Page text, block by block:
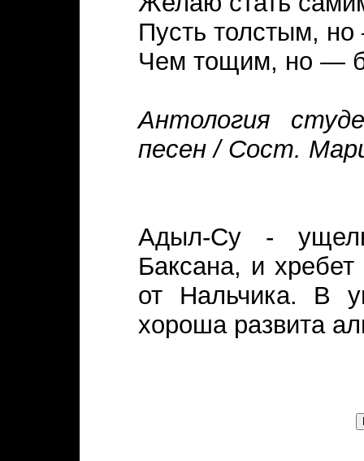
Пусть толстым,
Чем тощим, но —
Антология
песен / Сост.
Адыл-Су -
Баксана, и
от Нальчика. В
хороша развита